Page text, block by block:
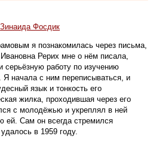
Зинаида Фосдик
я познакомилась через письма,
Рерих мне о нём писала,
серьёзную работу по изучению
начала с ним переписываться, и
язык и тонкость его
жилка, проходившая через его
с молодёжью и укреплял в ней
ей. Сам он всегда стремился
в 1959 году.